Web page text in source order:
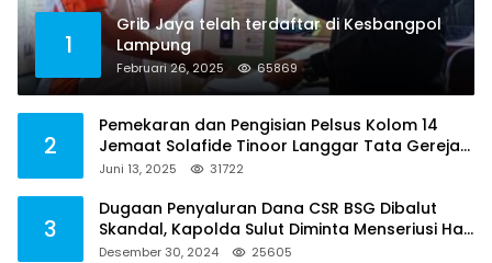
1
Grib Jaya telah terdaftar di Kesbangpol
Lampung
Februari 26, 2025 65869
2
Pemekaran dan Pengisian Pelsus Kolom 14
Jemaat Solafide Tinoor Langgar Tata Gereja
2021, Toreh : Ini Perbuatan Melawan Hukum
Juni 13, 2025 31722
3
Dugaan Penyaluran Dana CSR BSG Dibalut
Skandal, Kapolda Sulut Diminta Menseriusi Hal
ini
Desember 30, 2024 25605